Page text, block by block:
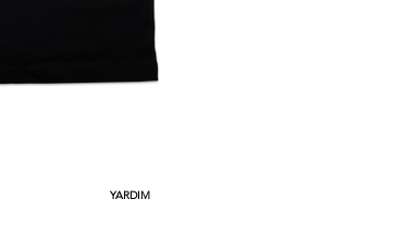
YARDIM